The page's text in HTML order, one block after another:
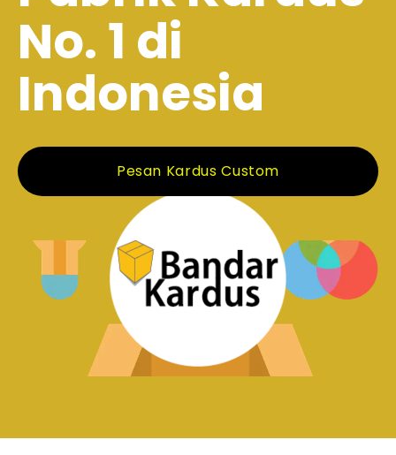
No. 1 di
Indonesia
Pesan Kardus Custom